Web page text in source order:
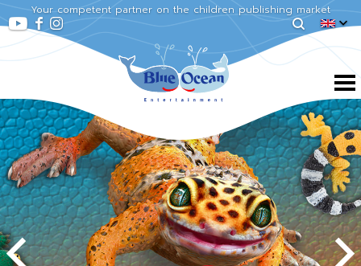
Your competent partner on the children publishing market